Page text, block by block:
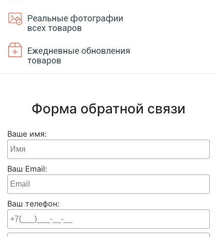
Форма обратной связи
Ваше имя:
Ваш Email:
Ваш телефон: